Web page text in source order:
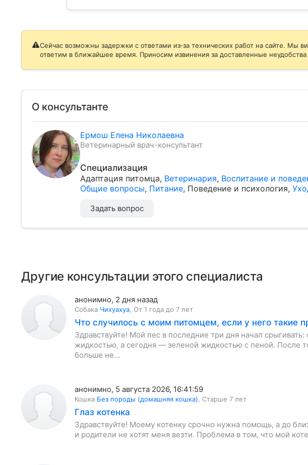
Сейчас возможны задержки с ответами из‑за технических работ на сайте. Мы
ответим в ближайшее время. Приносим извинения за доставленные неудобства
О консультанте
Ермош Елена Николаевна
Ветеринарный врач-консультант
Специализация
Адаптация питомца, Ветеринария, Воспитание и
Общие вопросы, Питание, Поведение и психология,
Задать вопрос
Другие консультации этого специалиста
анонимно, 2 дня назад
Собака Чихуахуа От 1 года до 7 лет
Что случилось с моим питомцем, если у него такие
Здравствуйте! Мой пес в последние три дня начал
жидкостью, а сегодня — зеленой жидкостью с пеной. После
больше не…
анонимно, 5 августа 2026, 16:41:59
Кошка Без породы (домашняя кошка) Старше 7 лет
Глаз котенка
Здравствуйте! Моему котенку срочно нужна помощь, а до
и родители не хотят меня везти. Проблема в том, что мой